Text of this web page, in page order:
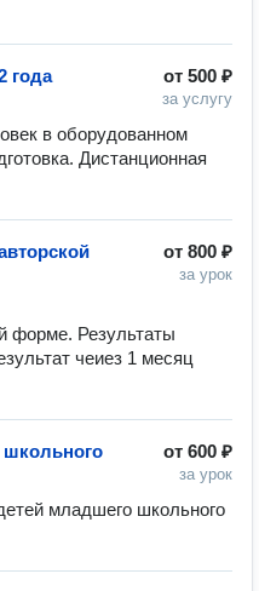
от 500 ₽
за услугу
года
в оборудованном
Дистанционная
от 800 ₽
за урок
форме. Результаты
чеиез 1 месяц
от 600 ₽
за урок
школьного
младшего школьного